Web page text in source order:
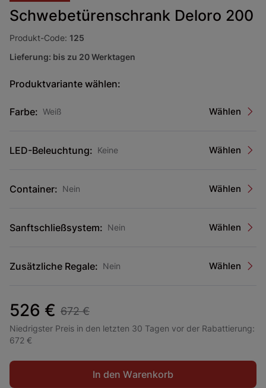
Schwebetürenschrank Deloro 200
Produkt-Code: 125
Lieferung: bis zu 20 Werktagen
Produktvariante wählen:
Farbe: Weiß Wählen
LED-Beleuchtung: Keine Wählen
Container: Nein Wählen
Sanftschließsystem: Nein Wählen
Zusätzliche Regale: Nein Wählen
526 € 672 €
Niedrigster Preis in den letzten 30 Tagen vor der Rabattierung:
672 €
In den Warenkorb